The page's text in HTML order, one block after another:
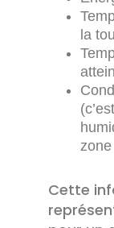
la
zone
Cette